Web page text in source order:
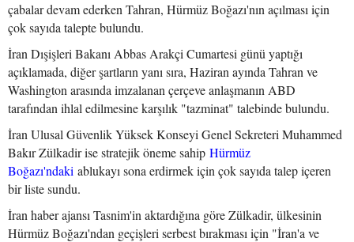
çabalar devam ederken Tahran, Hürmüz Boğazı'nın açılması için
çok sayıda talepte bulundu.
İran Dışişleri Bakanı Abbas Arakçi Cumartesi günü yaptığı
açıklamada, diğer şartların yanı sıra, Haziran ayında Tahran ve
Washington arasında imzalanan çerçeve anlaşmanın ABD
tarafından ihlal edilmesine karşılık "tazminat" talebinde bulundu.
İran Ulusal Güvenlik Yüksek Konseyi Genel Sekreteri Muhammed
Bakır Zülkadir ise stratejik öneme sahip Hürmüz
Boğazı'ndaki ablukayı sona erdirmek için çok sayıda talep içeren
bir liste sundu.
İran haber ajansı Tasnim'in aktardığına göre Zülkadir, ülkesinin
Hürmüz Boğazı'ndan geçişleri serbest bırakması için "İran'a ve